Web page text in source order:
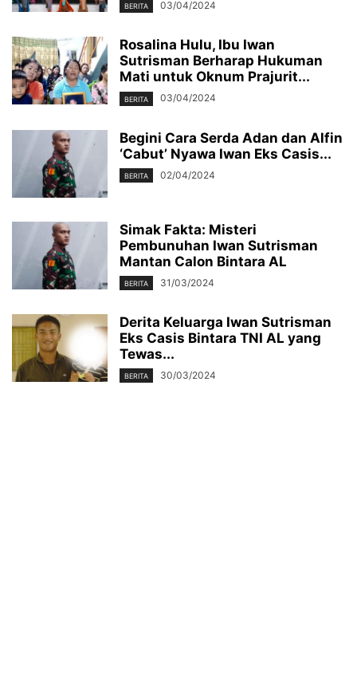
BERITA 03/04/2024
Rosalina Hulu, Ibu Iwan
Sutrisman Berharap Hukuman
Mati untuk Oknum Prajurit...
BERITA 03/04/2024
Begini Cara Serda Adan dan Alfin
‘Cabut’ Nyawa Iwan Eks Casis...
BERITA 02/04/2024
Simak Fakta: Misteri
Pembunuhan Iwan Sutrisman
Mantan Calon Bintara AL
BERITA 31/03/2024
Derita Keluarga Iwan Sutrisman
Eks Casis Bintara TNI AL yang
Tewas...
BERITA 30/03/2024